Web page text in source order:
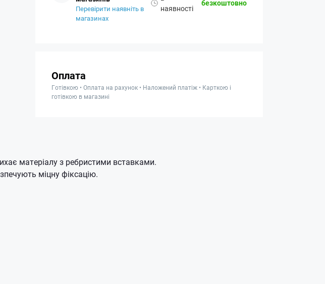
Перевірити наявніть в
магазинах
наявності
безкоштовно
Оплата
Готівкою • Оплата на рахунок • Наложений платіж • Карткою і
готівкою в магазині
матеріалу з ребристими вставками.
міцну фіксацію.